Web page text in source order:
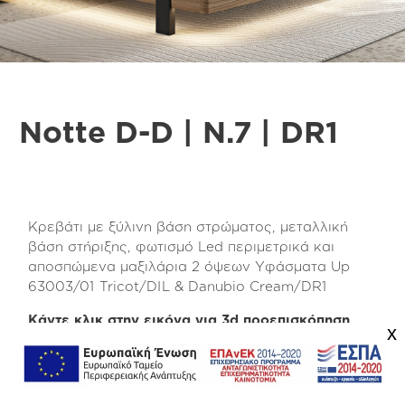
Notte D-D | N.7 | DR1
Κρεβάτι με ξύλινη βάση στρώματος, μεταλλική
βάση στήριξης, φωτισμό Led περιμετρικά και
αποσπώμενα μαξιλάρια 2 όψεων Υφάσματα Up
63003/01 Tricot/DIL & Danubio Cream/DR1
Κάντε κλικ στην εικόνα για 3d προεπισκόπηση
Κατασκευάζεται από φυσική επιφάνεια δρυς.
Μετατρέπεται εύκολα σε πρακτική λύση
διαβάστε περισσότερα
x